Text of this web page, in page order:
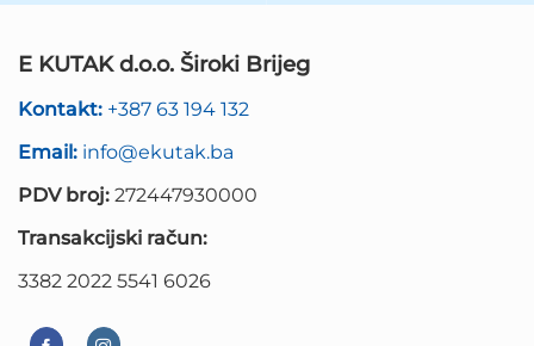
E KUTAK d.o.o. Široki Brijeg
Kontakt: +387 63 194 132
Email: info@ekutak.ba
PDV broj: 272447930000
Transakcijski račun:
3382 2022 5541 6026